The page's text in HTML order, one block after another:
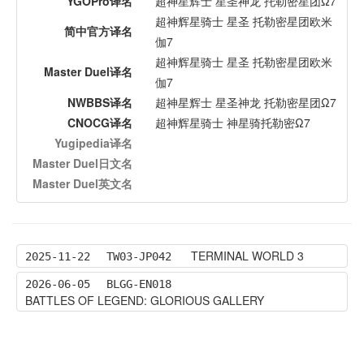
简中官方译名
超神辉星骑士 星圣 托勒密星团欧米
伽7
Master Duel译名
超神辉星骑士 星圣 托勒密星团欧米
伽7
NWBBS译名
超神星辉士 星圣神龙 托勒密星团Ω7
CNOCG译名
超神辉星骑士 神星骑托勒密Ω7
Yugipedia译名
Master Duel日文名
Master Duel英文名
2025-11-22 TW03-JP042 TERMINAL WORLD 3
2026-06-05 BLGG-EN018
BATTLES OF LEGEND: GLORIOUS GALLERY